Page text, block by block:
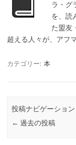
ラ・グ
を、読
た盟友
超える人々が、アフ
カテゴリー: 本
投稿ナビゲーション
← 過去の投稿